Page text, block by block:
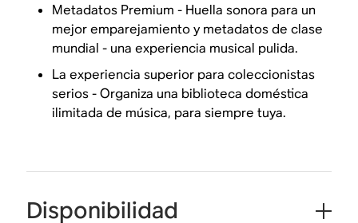
Metadatos Premium - Huella sonora para un
mejor emparejamiento y metadatos de clase
mundial - una experiencia musical pulida.
La experiencia superior para coleccionistas
serios - Organiza una biblioteca doméstica
ilimitada de música, para siempre tuya.
Disponibilidad